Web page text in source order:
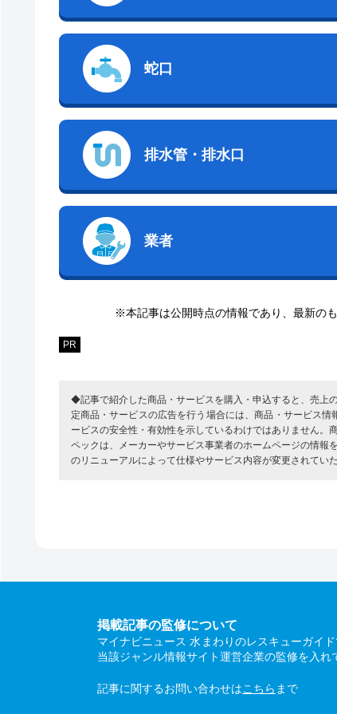
蛇口
排水管・排水口
業者
※本記事は公開時点の情報であり、最新の
PR
◆記事で紹介した商品・サービスを購入・申込すると、売上
定商品・サービスの広告を行う場合には、商品・サービス
ービスの安全性・有効性を示しているわけではありません
ペックは、メーカーやサービス事業者のホームページの情
のリニューアルによって仕様やサービス内容が変更されてい
掲載記事の監修について
マイナビニュース 水まわりのレスキューガイ
当該ジャンル情報サイト運営企業の監修を入れ
記事に関するお問い合わせはこちら まで